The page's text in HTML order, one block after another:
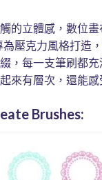
的立體感，數位
壓克力風格打造
，每一支筆刷都充
來有層次，還能感
Brushes: